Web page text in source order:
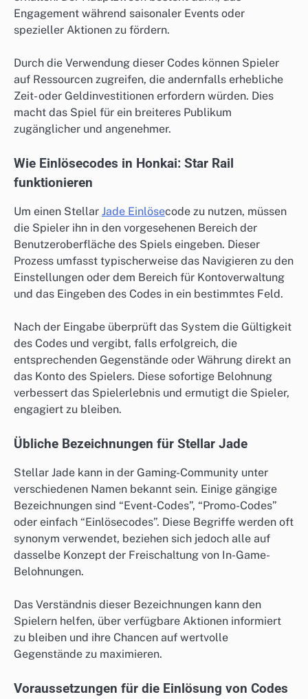
Engagement während saisonaler Events oder
spezieller Aktionen zu fördern.
Durch die Verwendung dieser Codes können Spieler
auf Ressourcen zugreifen, die andernfalls erhebliche
Zeit- oder Geldinvestitionen erfordern würden. Dies
macht das Spiel für ein breiteres Publikum
zugänglicher und angenehmer.
Wie Einlösecodes in Honkai: Star Rail
funktionieren
Um einen Stellar Jade Einlösecode zu nutzen, müssen
die Spieler ihn in den vorgesehenen Bereich der
Benutzeroberfläche des Spiels eingeben. Dieser
Prozess umfasst typischerweise das Navigieren zu den
Einstellungen oder dem Bereich für Kontoverwaltung
und das Eingeben des Codes in ein bestimmtes Feld.
Nach der Eingabe überprüft das System die Gültigkeit
des Codes und vergibt, falls erfolgreich, die
entsprechenden Gegenstände oder Währung direkt an
das Konto des Spielers. Diese sofortige Belohnung
verbessert das Spielerlebnis und ermutigt die Spieler,
engagiert zu bleiben.
Übliche Bezeichnungen für Stellar Jade
Stellar Jade kann in der Gaming-Community unter
verschiedenen Namen bekannt sein. Einige gängige
Bezeichnungen sind “Event-Codes”, “Promo-Codes”
oder einfach “Einlösecodes”. Diese Begriffe werden oft
synonym verwendet, beziehen sich jedoch alle auf
dasselbe Konzept der Freischaltung von In-Game-
Belohnungen.
Das Verständnis dieser Bezeichnungen kann den
Spielern helfen, über verfügbare Aktionen informiert
zu bleiben und ihre Chancen auf wertvolle
Gegenstände zu maximieren.
Voraussetzungen für die Einlösung von Codes